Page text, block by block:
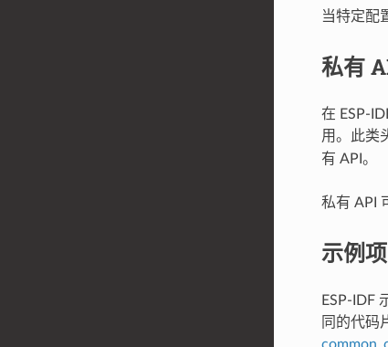
当特定配
私有
在 ESP-
用。此类
有 API。
私有 API
示例
ESP-IDF
同的代码